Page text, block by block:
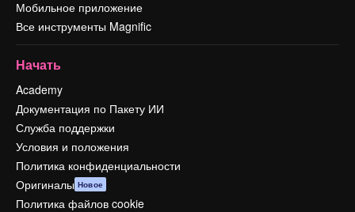
Мобильное приложение
Все инструменты Magnific
Начать
Academy
Документация по Пакету ИИ
Служба поддержки
Условия и положения
Политика конфиденциальности
Оригиналы Новое
Политика файлов cookie